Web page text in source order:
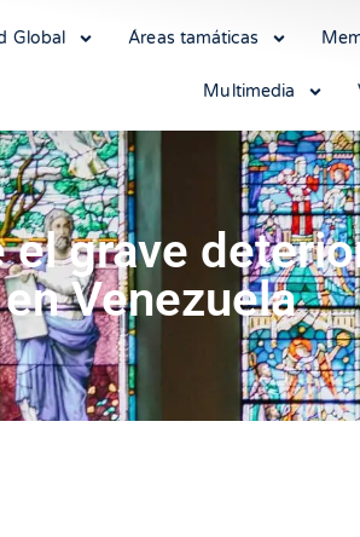
Global Áreas tamáticas
Multimedia
grave
Venezuela